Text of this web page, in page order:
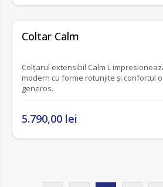
Coltar Calm
Colțarul extensibil Calm L
modern cu forme rotunjite și confortul
generos.
5.790,00 lei